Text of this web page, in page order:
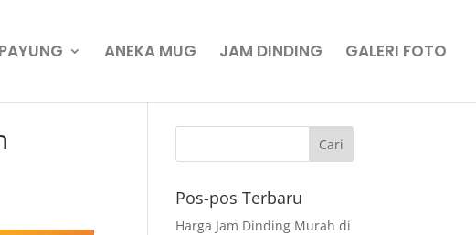
ANEKA MUG JAM DINDING GALERI FOTO
Pos-pos Terbaru
Harga Jam Dinding Murah di